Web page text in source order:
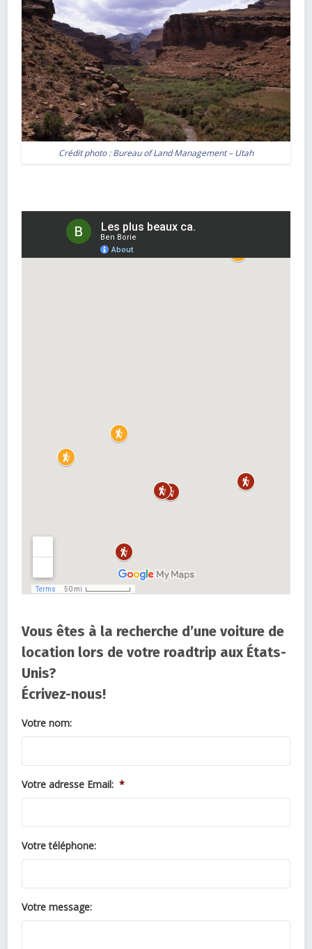
Crédit photo :Bureau of Land Management – Utah
Vous êtes à la recherche d’une voiture de
location lors de votre roadtrip aux États-
Unis?
Écrivez-nous!
Votre nom:
Votre adresse Email: *
Votre téléphone:
Votre message: